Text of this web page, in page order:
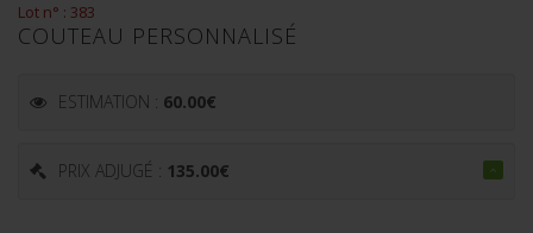
Lot n° : 383
COUTEAU PERSONNALISÉ
ESTIMATION : 60.00€
PRIX ADJUGÉ : 135.00€